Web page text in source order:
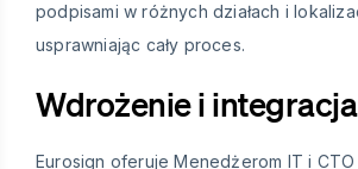
podpisami w różnych działach i
usprawniając cały proces.
Wdrożenie i integracja
Eurosign oferuje Menedżerom IT i